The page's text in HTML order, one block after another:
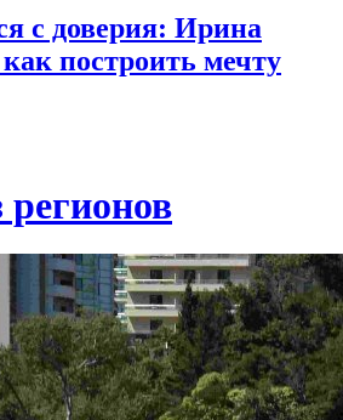
с доверия: Ирина
построить мечту